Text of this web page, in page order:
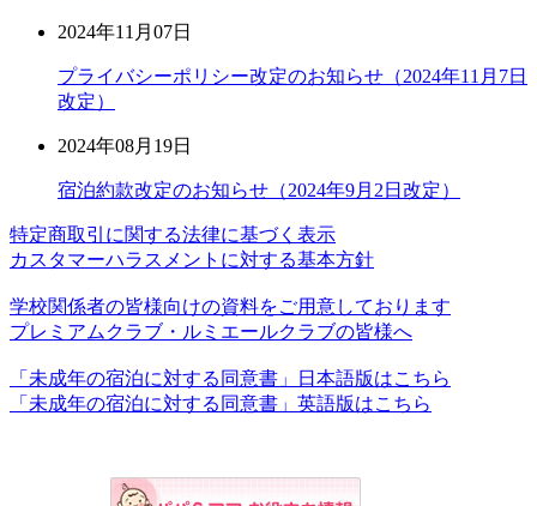
2024年11月07日
プライバシーポリシー改定のお知らせ（2024年11月7日
改定）
2024年08月19日
宿泊約款改定のお知らせ（2024年9月2日改定）
特定商取引に関する法律に基づく表示
カスタマーハラスメントに対する基本方針
学校関係者の皆様向けの資料をご用意しております
プレミアムクラブ・ルミエールクラブの皆様へ
「未成年の宿泊に対する同意書」日本語版はこちら
「未成年の宿泊に対する同意書」英語版はこちら